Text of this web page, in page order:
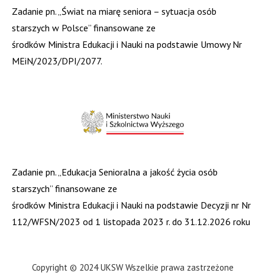
Zadanie pn. „Świat na miarę seniora – sytuacja osób
starszych w Polsce” finansowane ze
środków Ministra Edukacji i Nauki na podstawie Umowy Nr
MEiN/2023/DPI/2077.
Zadanie pn. „Edukacja Senioralna a jakość życia osób
starszych” finansowane ze
środków Ministra Edukacji i Nauki na podstawie Decyzji nr Nr
112/WFSN/2023 od 1 listopada 2023 r. do 31.12.2026 roku
Copyright © 2024 UKSW Wszelkie prawa zastrzeżone